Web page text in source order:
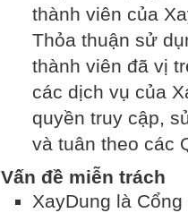
thành viên của
Thỏa thuận sử
thành viên đã vị
các dịch vụ của
quyền truy cập,
và tuân theo các
Vấn đề miễn trách
XayDung là